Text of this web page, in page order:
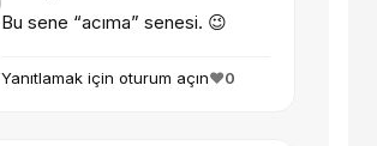
Bu sene “acıma” senesi. 😉
Yanıtlamak için oturum açın❤️0